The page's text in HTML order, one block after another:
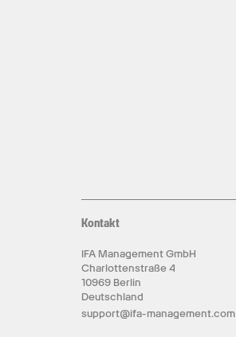
Kontakt
IFA Management GmbH
Charlottenstraße 4
10969 Berlin
Deutschland
support@ifa-management.com